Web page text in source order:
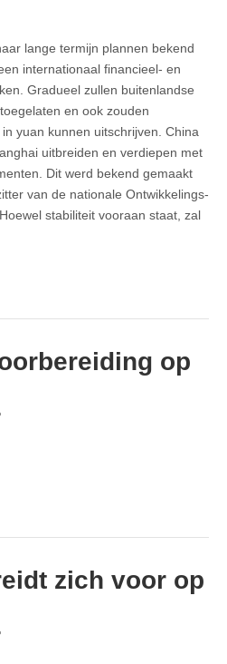
lange termijn plannen bekend
internationaal financieel- en
Gradueel zullen buitenlandse
en ook zouden
yuan kunnen uitschrijven. China
uitbreiden en verdiepen met
Dit werd bekend gemaakt
van de nationale Ontwikkelings-
stabiliteit vooraan staat, zal
op
zich voor op